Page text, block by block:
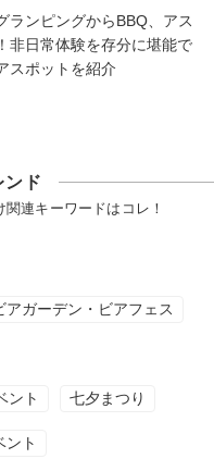
ランピングからBBQ、アス
非日常体験を存分に堪能で
スポットを紹介
ンド
連キーワードはコレ！
アガーデン・ビアフェス
ント 七夕まつり
ント